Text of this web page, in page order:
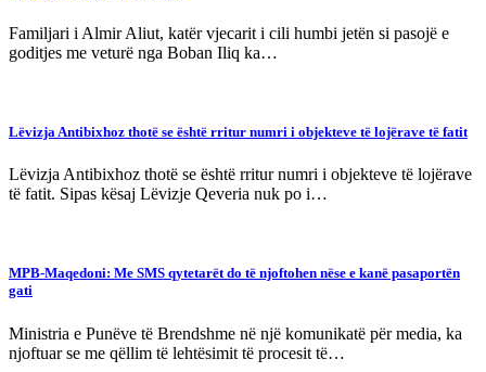
Familjari i Almir Aliut, katër vjecarit i cili humbi jetën si pasojë e
goditjes me veturë nga Boban Iliq ka…
Lëvizja Antibixhoz thotë se është rritur numri i objekteve të lojërave të fatit
Lëvizja Antibixhoz thotë se është rritur numri i objekteve të lojërave
të fatit. Sipas kësaj Lëvizje Qeveria nuk po i…
MPB-Maqedoni: Me SMS qytetarët do të njoftohen nëse e kanë pasaportën
gati
Ministria e Punëve të Brendshme në një komunikatë për media, ka
njoftuar se me qëllim të lehtësimit të procesit të…